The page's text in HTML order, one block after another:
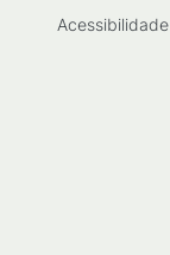
Acessibilidade